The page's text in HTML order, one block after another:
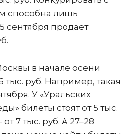
способна лишь
сентября продает
в начале осени
тыс. руб. Например, такая
У «Уральских
билеты стоят от 5 тыс.
от 7 тыс. руб. А 27–28